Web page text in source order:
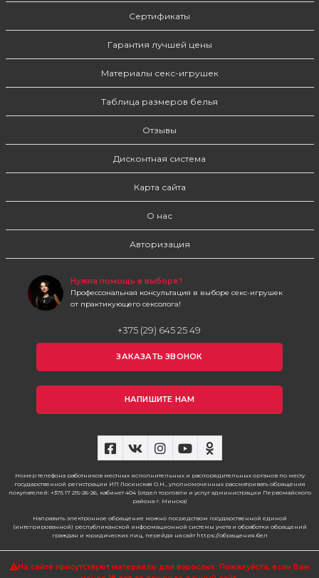
Сертификаты
Гарантия лучшей цены
Материалы секс-игрушек
Таблица размеров белья
Отзывы
Дисконтная система
Карта сайта
О нас
Авторизация
Нужна помощь в выборе?
Профессональная консультация в выборе секс-игрушек
от практикующего сексолога!
+375 (29) 645 25 49
ЗАКАЗАТЬ ЗВОНОК
НАПИШИТЕ НАМ
Номер телефона работников местных исполнительных и распорядительных органов по месту
государственной регистрации ИП Лосинская О.Н., уполномоченных рассматривать обращения
покупателей: +375 17 215-26-26, кабинет 404 (отдел торговли и услуг администрации Первомайского
района г. Минска)
Направить электронное обращение можно посредством государственной единой
(интегрированной) республиканской информационной системы учета и обработки обращений
граждан и юридических лиц, перейдя на сайт https://обращения.бел
На сайте присутствуют материалы для взрослых. Пожалуйста, если Вам